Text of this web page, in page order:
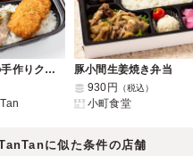
紅ズワイガニの手作りクリームコロッケ&ポークステーキ
豚小間生姜焼き弁当
930円
（税込）
小町食堂
に似た条件の店舗